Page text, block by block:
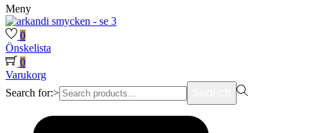
Meny
0
Önskelista
0
Varukorg
Search for:>